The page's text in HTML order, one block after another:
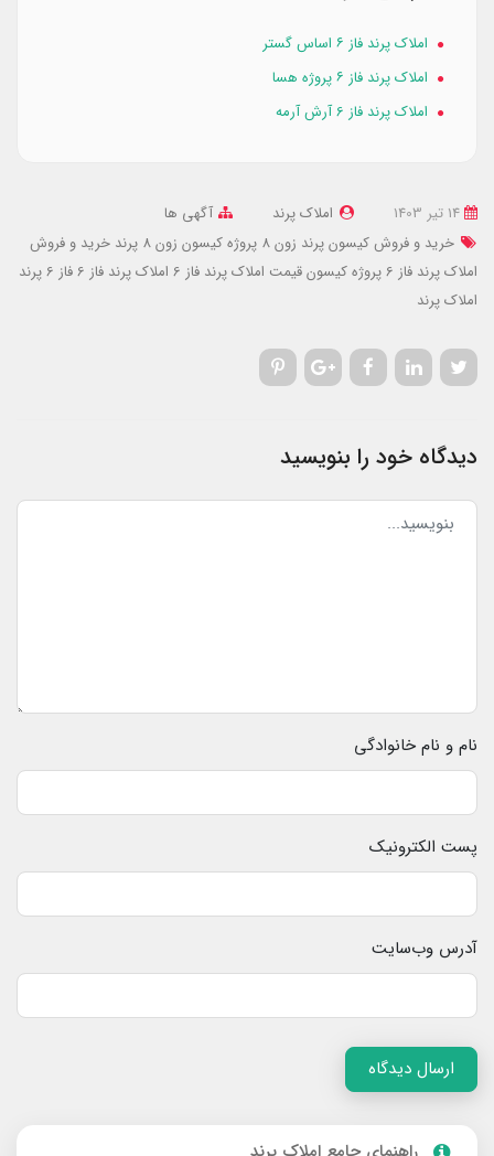
املاک پرند فاز ۶ اساس گستر
املاک پرند فاز ۶ پروژه هسا
املاک پرند فاز 6 آرش آرمه
املاک پرند
آگهی ها
خرید و فروش کیسون پرند زون 8
پروژه کیسون زون 8 پرند
خرید و فروش
املاک پرند فاز 6 پروژه کیسون
قیمت املاک پرند فاز 6 املاک پرند فاز 6
فاز 6 پرند
املاک پرند
دیدگاه خود را بنویسید
نام و نام خانوادگی
پست الکترونیک
آدرس وب‌سایت
ارسال دیدگاه